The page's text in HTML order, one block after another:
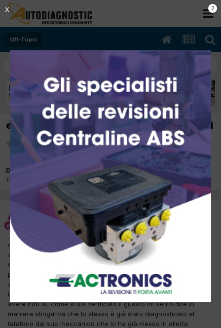
Off-Topic
educazione al rispetto e modi di comportarsi
Da ciorben
15 Gennaio 2013inOff-Topic
ciorben
15 Gennaio 2013
questo episodio vuole essere un esempio di come non si debba
agire nei confronti di un eventuale panne di un proprio cliente a
distanza senza conoscere la reale condizione di ciò che viene
preso in esame.tramite un mio cliente vengo contattato per offrire
assistenza ad un veicolo berlingo 1.6 hdi del 2008 che è rimasto
in panne presso la sua attività. preso contatto col cliente per
avere info su come si sia verificato il guasto mi sento dire in
maniera sbrigativa che lo stesso è già stato diagnosticato al
telefono dal suo meccanico che lo ha già messo in allerta
2
X